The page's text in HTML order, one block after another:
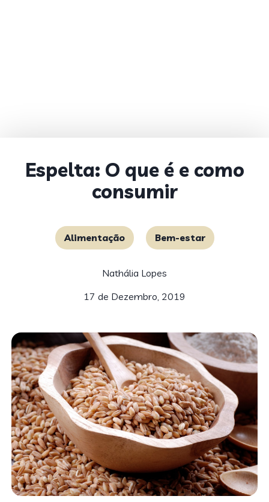
Espelta: O que é e como
consumir
Alimentação Bem-estar
Nathália Lopes
17 de Dezembro, 2019